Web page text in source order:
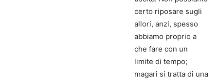
certo riposare sugli
allori, anzi, spesso
abbiamo proprio a
che fare con un
limite di tempo;
magari si tratta di una